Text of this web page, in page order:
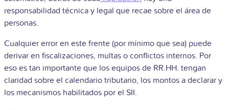
responsabilidad técnica y legal que recae sobre el área de
personas.
Cualquier error en este frente (por mínimo que sea) puede
derivar en fiscalizaciones, multas o conflictos internos. Por
eso es tan importante que los equipos de RR.HH. tengan
claridad sobre el calendario tributario, los montos a declarar y
los mecanismos habilitados por el SII.